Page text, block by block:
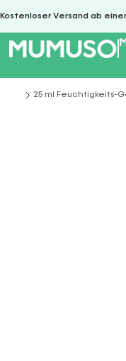
Kostenloser Versand ab
Sie befinden sich
25 ml Feuchtigkeits-